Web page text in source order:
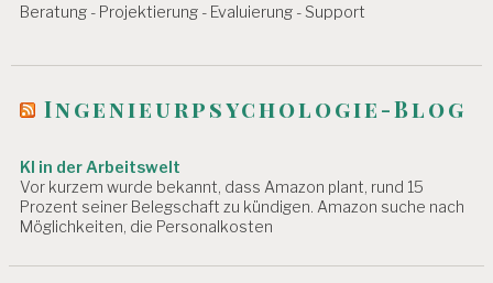
E
R
EI
P
S
Y
C
i
g
a
t
i
o
n
Beratung - Projektierung - Evaluierung - Support
Ingenieurpsychologie-Blog
KI in der Arbeitswelt
Vor kurzem wurde bekannt, dass Amazon plant, rund 15
Prozent seiner Belegschaft zu kündigen. Amazon suche nach
Möglichkeiten, die Personalkosten